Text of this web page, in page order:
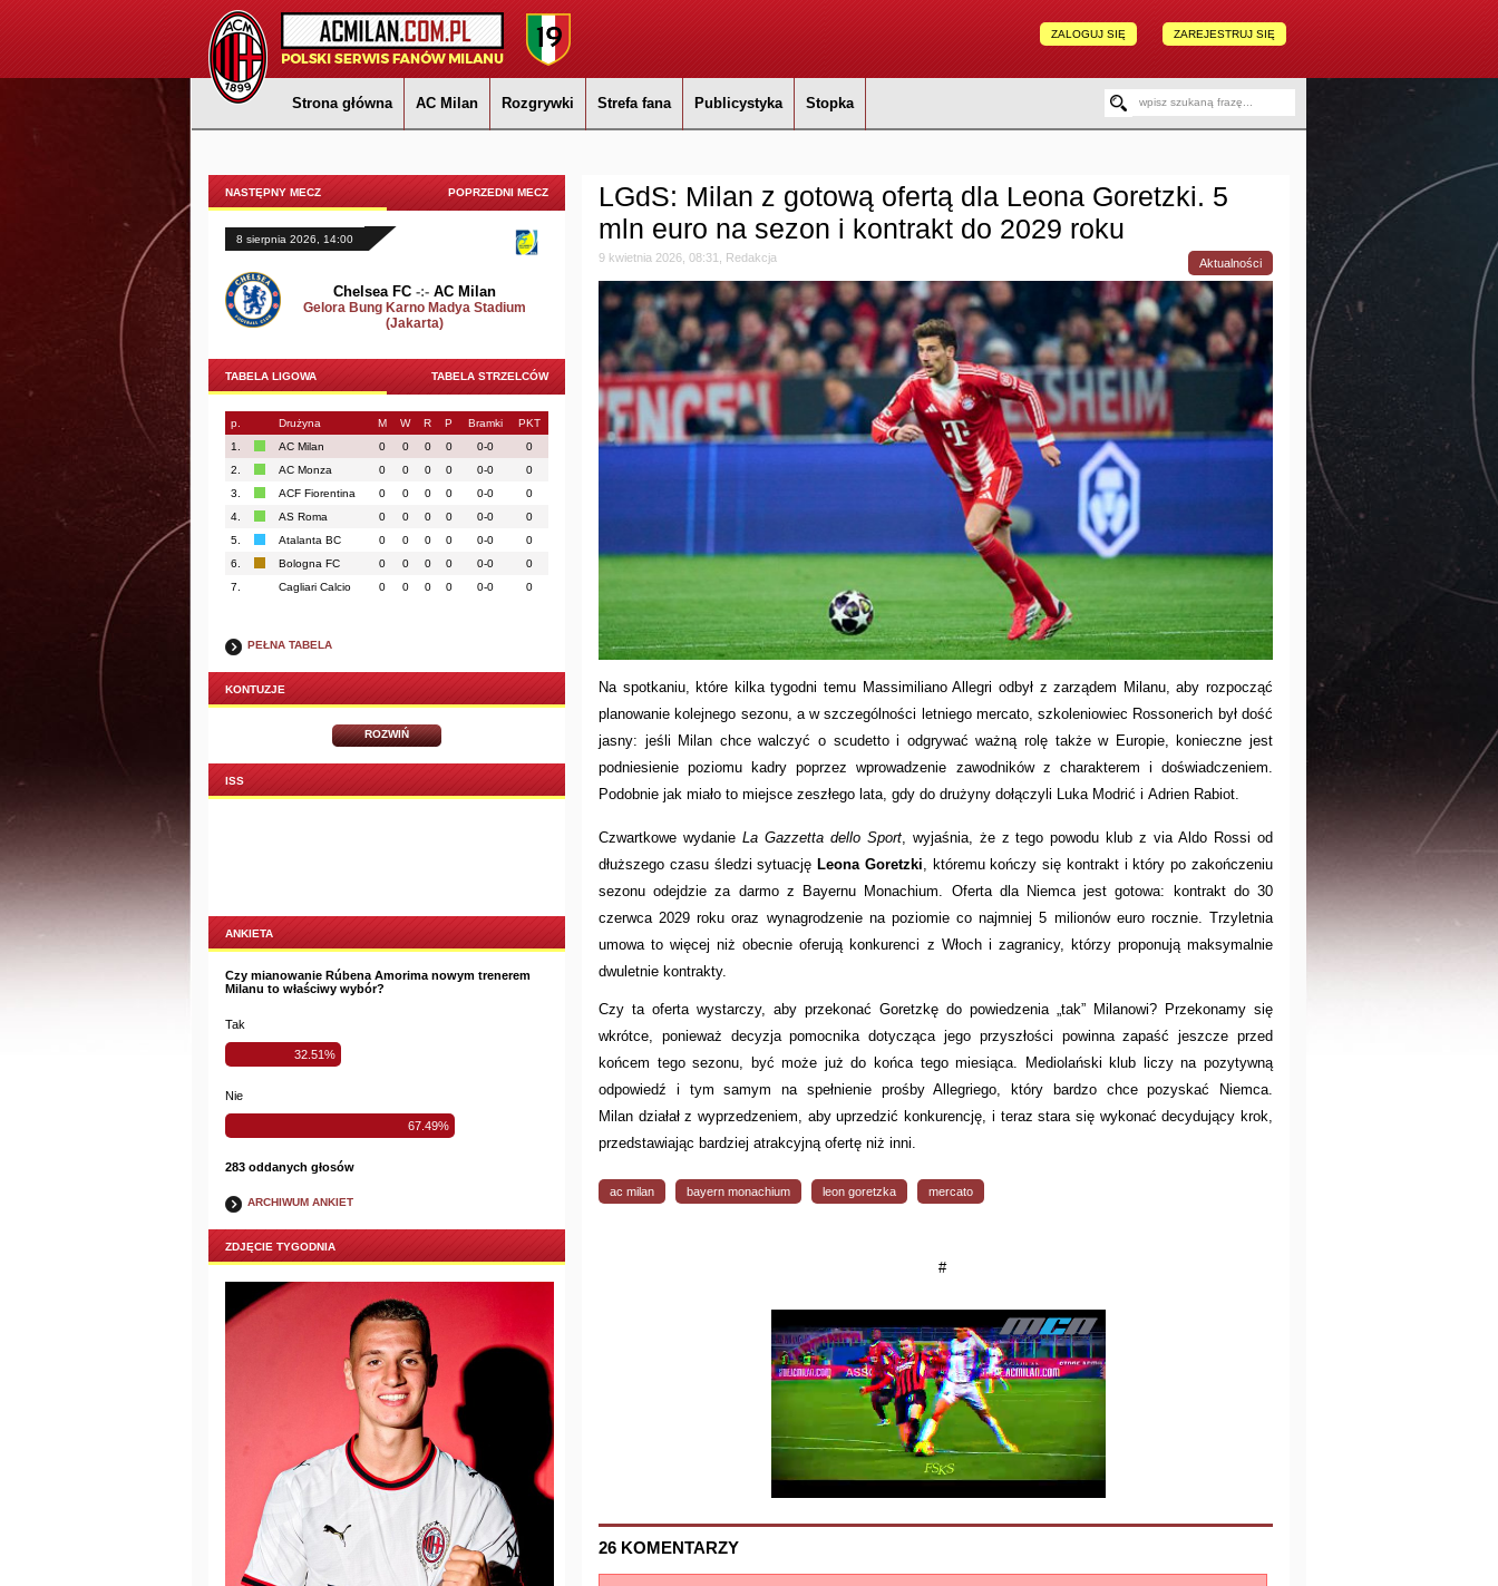
ZAREJESTRUJ SIĘ
ZALOGUJ SIĘ
Strona główna AC Milan Rozgrywki Strefa fana Publicystyka Stopka
NASTĘPNY MECZ POPRZEDNI MECZ
8 sierpnia 2026, 14:00
Chelsea FC -:- AC Milan
Gelora Bung Karno Madya Stadium
(Jakarta)
TABELA LIGOWA TABELA STRZELCÓW
p. Drużyna M W R P Bramki
PKT
1.
AC Milan 0 0 0 0 0-0
0
2.
AC Monza 0 0 0 0 0-0
0
3.
ACF Fiorentina 0 0 0 0 0-0
0
4.
AS Roma 0 0 0 0 0-0
0
5.
Atalanta BC 0 0 0 0 0-0
0
6.
Bologna FC 0 0 0 0 0-0
0
7.
Cagliari Calcio 0 0 0 0 0-0 0
PEŁNA TABELA
KONTUZJE
ROZWIŃ
ISS
ANKIETA
Czy mianowanie Rúbena Amorima nowym trenerem
Milanu to właściwy wybór?
Tak
32.51%
Nie
67.49%
283 oddanych głosów
ARCHIWUM ANKIET
ZDJĘCIE TYGODNIA
LGdS: Milan z gotową ofertą dla Leona Goretzki. 5
mln euro na sezon i kontrakt do 2029 roku
9 kwietnia 2026, 08:31, Redakcja Aktualności
Na spotkaniu, które kilka tygodni temu Massimiliano Allegri odbył z zarządem Milanu, aby rozpocząć
planowanie kolejnego sezonu, a w szczególności letniego mercato, szkoleniowiec Rossonerich był dość
jasny: jeśli Milan chce walczyć o scudetto i odgrywać ważną rolę także w Europie, konieczne jest
podniesienie poziomu kadry poprzez wprowadzenie zawodników z charakterem i doświadczeniem.
Podobnie jak miało to miejsce zeszłego lata, gdy do drużyny dołączyli Luka Modrić i Adrien Rabiot.
Czwartkowe wydanie La Gazzetta dello Sport, wyjaśnia, że z tego powodu klub z via Aldo Rossi od
dłuższego czasu śledzi sytuacjęLeona Goretzki , któremu kończy się kontrakt i który po zakończeniu
sezonu odejdzie za darmo z Bayernu Monachium. Oferta dla Niemca jest gotowa: kontrakt do 30
czerwca 2029 roku oraz wynagrodzenie na poziomie co najmniej 5 milionów euro rocznie. Trzyletnia
umowa to więcej niż obecnie oferują konkurenci z Włoch i zagranicy, którzy proponują maksymalnie
dwuletnie kontrakty.
Czy ta oferta wystarczy, aby przekonać Goretzkę do powiedzenia „tak” Milanowi? Przekonamy się
wkrótce, ponieważ decyzja pomocnika dotycząca jego przyszłości powinna zapaść jeszcze przed
końcem tego sezonu, być może już do końca tego miesiąca. Mediolański klub liczy na pozytywną
odpowiedź i tym samym na spełnienie prośby Allegriego, który bardzo chce pozyskać Niemca.
Milan działał z wyprzedzeniem, aby uprzedzić konkurencję, i teraz stara się wykonać decydujący krok,
przedstawiając bardziej atrakcyjną ofertę niż inni.
ac milan bayern monachium leon goretzka mercato
#
26 KOMENTARZY